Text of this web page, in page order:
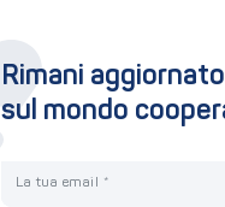
Rimani aggiornato
sul mondo